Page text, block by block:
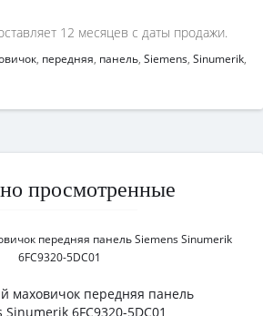
12 месяцев с даты продажи.
, передняя, панель, Siemens, Sinumerik,
просмотренные
маховичок передняя панель
Sinumerik 6FC9320-5DC01